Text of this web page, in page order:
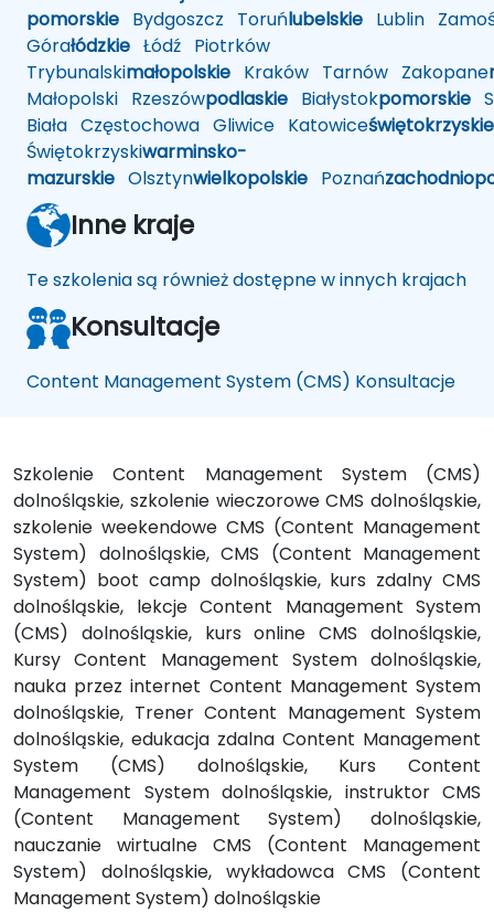
pomorskie Bydgoszcz Toruńlubelskie Lublin
Górałódzkie Łódź Piotrków
Trybunalskimałopolskie Kraków Tarnów Zakopane
Małopolski Rzeszówpodlaskie Białystokpomorskie
Biała Częstochowa Gliwice Katowiceświętokrzyskie
Świętokrzyskiwarminsko-
mazurskie Olsztynwielkopolskie Poznań
Inne kraje
Te szkolenia są również dostępne w innych krajach
Konsultacje
Content Management System (CMS) Konsultacje
Szkolenie Content Management System (CMS)
dolnośląskie, szkolenie wieczorowe CMS dolnośląskie,
szkolenie weekendowe CMS (Content Management
System) dolnośląskie, CMS (Content Management
System) boot camp dolnośląskie, kurs zdalny CMS
dolnośląskie, lekcje Content Management System
(CMS) dolnośląskie, kurs online CMS dolnośląskie,
Kursy Content Management System dolnośląskie,
nauka przez internet Content Management System
dolnośląskie, Trener Content Management System
dolnośląskie, edukacja zdalna Content Management
System (CMS) dolnośląskie, Kurs Content
Management System dolnośląskie, instruktor CMS
(Content Management System) dolnośląskie,
nauczanie wirtualne CMS (Content Management
System) dolnośląskie, wykładowca CMS (Content
Management System) dolnośląskie